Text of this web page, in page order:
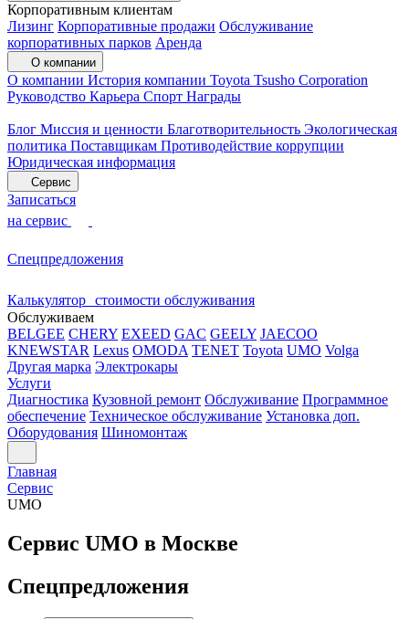
Корпоративным клиентам
Лизинг Корпоративные продажи Обслуживание
корпоративных парков Аренда
О компании
О компании История компании Toyota Tsusho Corporation
Руководство Карьера Спорт Награды
Блог Миссия и ценности Благотворительность Экологическая
политика Поставщикам Противодействие коррупции
Юридическая информация
Сервис
Записаться
на сервис
Спецпредложения
Калькулятор стоимости обслуживания
Обслуживаем
BELGEE CHERY EXEED GAC GEELY JAECOO
KNEWSTAR Lexus OMODA TENET Toyota UMO Volga
Другая марка Электрокары
Услуги
Диагностика Кузовной ремонт Обслуживание Программное
обеспечение Техническое обслуживание Установка доп.
Оборудования Шиномонтаж
Главная
Сервис
UMO
Сервис UMO в Москве
Спецпредложения